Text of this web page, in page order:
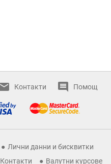
Контакти Помощ
Лични данни и бисквитки
Контакти Валутни курсове